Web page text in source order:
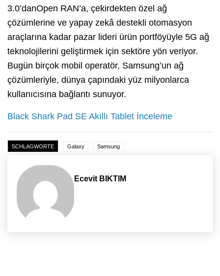
3.0’danOpen RAN’a, çekirdekten özel ağ
çözümlerine ve yapay zekâ destekli otomasyon
araçlarına kadar pazar lideri ürün portföyüyle 5G ağ
teknolojilerini geliştirmek için sektöre yön veriyor.
Bugün birçok mobil operatör, Samsung’un ağ
çözümleriyle, dünya çapındaki yüz milyonlarca
kullanıcısına bağlantı sunuyor.
Black Shark Pad SE Akıllı Tablet İnceleme
SCHLAGWORTE Galaxy Samsung
Ecevit BIKTIM